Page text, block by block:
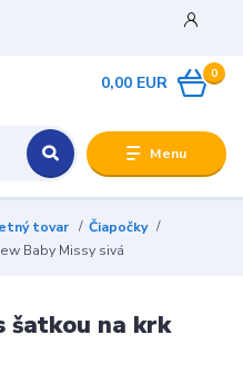
Menu
0
0,00 EUR
tovar
Čiapočky
Baby Missy sivá
šatkou na krk